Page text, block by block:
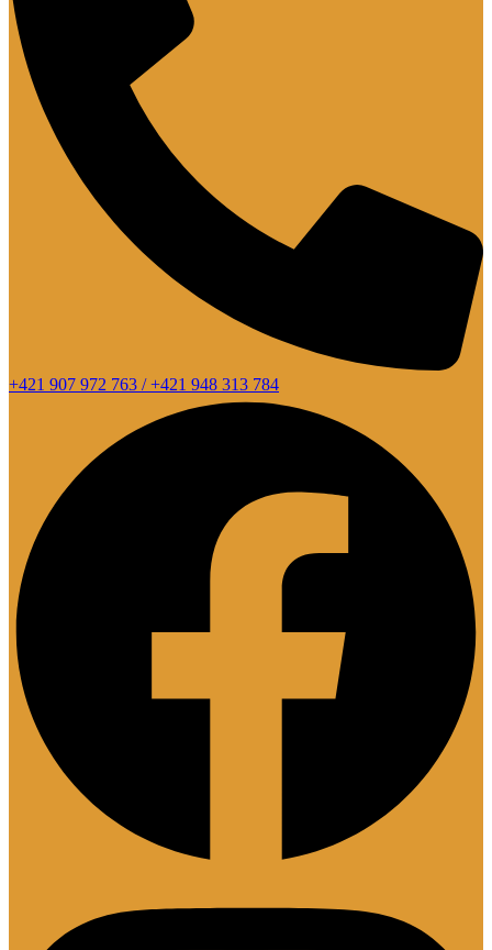
+421 907 972 763 / +421 948 313 784